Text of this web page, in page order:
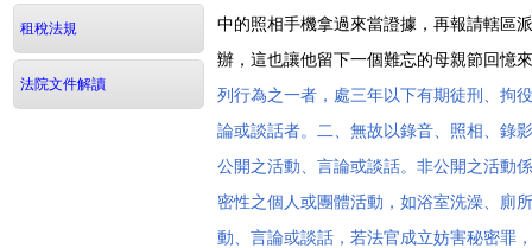
租稅法規
法院文件解讀
中的照相手機拿過來當證據，再報請轄區
辦，這也讓他留下一個難忘的母親節回憶
列行為之一者，處三年以下有期徒刑、拘
論或談話者。二、無故以錄音、照相、錄
公開之活動、言論或談話。非公開之活動
密性之個人或團體活動，如浴室洗澡、廁
動、言論或談話，若法官成立妨害秘密罪